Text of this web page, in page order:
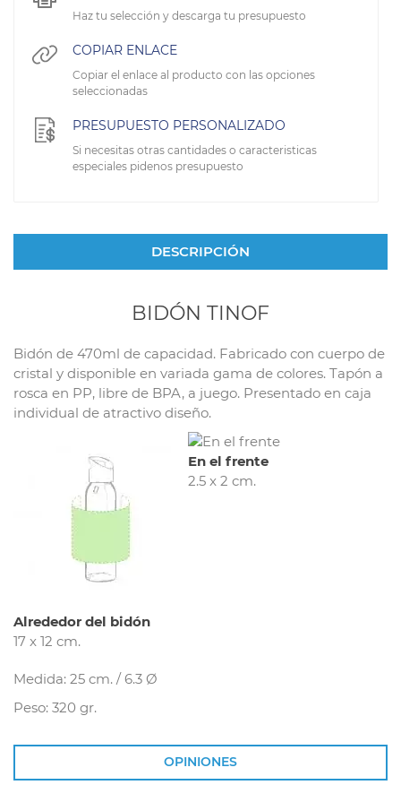
Haz tu selección y descarga tu presupuesto
COPIAR ENLACE
Copiar el enlace al producto con las opciones
seleccionadas
PRESUPUESTO PERSONALIZADO
Si necesitas otras cantidades o caracteristicas
especiales pidenos presupuesto
DESCRIPCIÓN
BIDÓN TINOF
Bidón de 470ml de capacidad. Fabricado con cuerpo de
cristal y disponible en variada gama de colores. Tapón a
rosca en PP, libre de BPA, a juego. Presentado en caja
individual de atractivo diseño.
Alrededor del bidón
17 x 12 cm.
En el frente
2.5 x 2 cm.
Medida: 25 cm. / 6.3 Ø
Peso: 320 gr.
OPINIONES